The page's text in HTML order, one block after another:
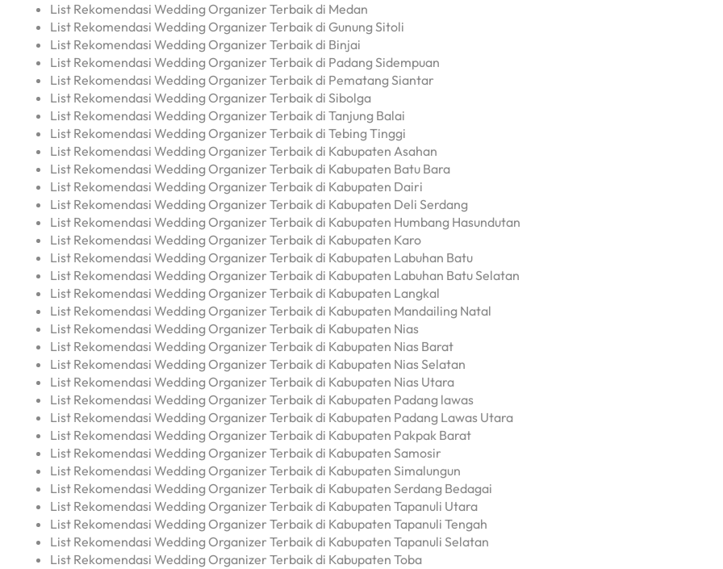
List Rekomendasi Wedding Organizer Terbaik di Medan
List Rekomendasi Wedding Organizer Terbaik di Gunung Sitoli
List Rekomendasi Wedding Organizer Terbaik di Binjai
List Rekomendasi Wedding Organizer Terbaik di Padang Sidempuan
List Rekomendasi Wedding Organizer Terbaik di Pematang Siantar
List Rekomendasi Wedding Organizer Terbaik di Sibolga
List Rekomendasi Wedding Organizer Terbaik di Tanjung Balai
List Rekomendasi Wedding Organizer Terbaik di Tebing Tinggi
List Rekomendasi Wedding Organizer Terbaik di Kabupaten Asahan
List Rekomendasi Wedding Organizer Terbaik di Kabupaten Batu Bara
List Rekomendasi Wedding Organizer Terbaik di Kabupaten Dairi
List Rekomendasi Wedding Organizer Terbaik di Kabupaten Deli Serdang
List Rekomendasi Wedding Organizer Terbaik di Kabupaten Humbang Hasundutan
List Rekomendasi Wedding Organizer Terbaik di Kabupaten Karo
List Rekomendasi Wedding Organizer Terbaik di Kabupaten Labuhan Batu
List Rekomendasi Wedding Organizer Terbaik di Kabupaten Labuhan Batu Selatan
List Rekomendasi Wedding Organizer Terbaik di Kabupaten Langkal
List Rekomendasi Wedding Organizer Terbaik di Kabupaten Mandailing Natal
List Rekomendasi Wedding Organizer Terbaik di Kabupaten Nias
List Rekomendasi Wedding Organizer Terbaik di Kabupaten Nias Barat
List Rekomendasi Wedding Organizer Terbaik di Kabupaten Nias Selatan
List Rekomendasi Wedding Organizer Terbaik di Kabupaten Nias Utara
List Rekomendasi Wedding Organizer Terbaik di Kabupaten Padang lawas
List Rekomendasi Wedding Organizer Terbaik di Kabupaten Padang Lawas Utara
List Rekomendasi Wedding Organizer Terbaik di Kabupaten Pakpak Barat
List Rekomendasi Wedding Organizer Terbaik di Kabupaten Samosir
List Rekomendasi Wedding Organizer Terbaik di Kabupaten Simalungun
List Rekomendasi Wedding Organizer Terbaik di Kabupaten Serdang Bedagai
List Rekomendasi Wedding Organizer Terbaik di Kabupaten Tapanuli Utara
List Rekomendasi Wedding Organizer Terbaik di Kabupaten Tapanuli Tengah
List Rekomendasi Wedding Organizer Terbaik di Kabupaten Tapanuli Selatan
List Rekomendasi Wedding Organizer Terbaik di Kabupaten Toba